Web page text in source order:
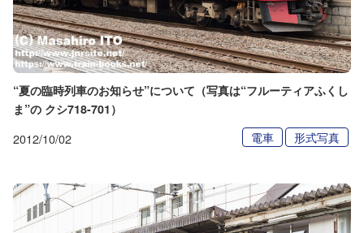
“夏の臨時列車のお知らせ”について（写真は“フルーティアふくし
ま”の クシ718-701）
2012/10/02 電車 形式写真